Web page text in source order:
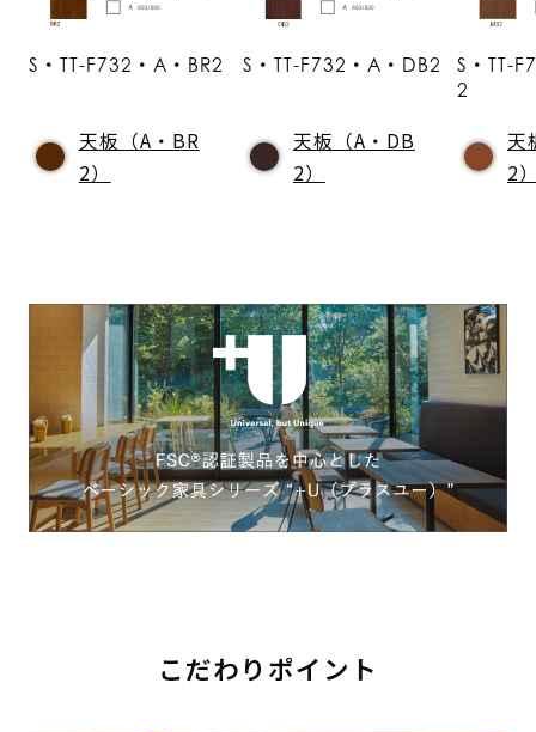
S・TT-F732・A・BR2
天板（A・BR
2）
S・TT-F732・A・DB2
天板（A・DB
2）
S・TT-
2
天
2
こだわりポイント